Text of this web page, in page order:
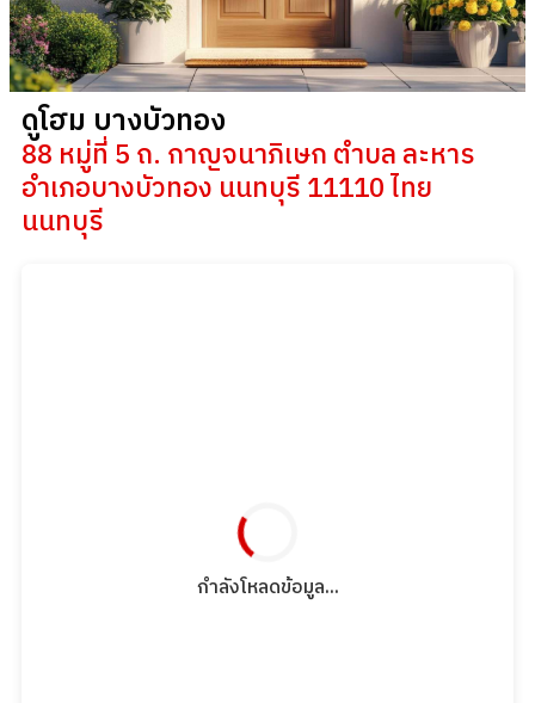
ดูโฮม บางบัวทอง
88 หมู่ที่ 5 ถ. กาญจนาภิเษก ตำบล ละหาร
อำเภอบางบัวทอง นนทบุรี 11110 ไทย
นนทบุรี
กำลังโหลดข้อมูล...